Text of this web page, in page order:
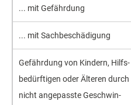
... mit Gefähr­dung
... mit Sach­beschä­digung
Gefähr­dung von Kindern, Hilfs­
bedürf­tigen oder Älteren durch
nicht ange­passte Geschwin­